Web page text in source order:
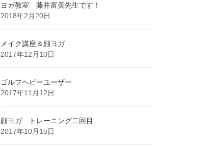
ヨガ教室 藤井富美先生です！
2018年2月20日
メイク講座＆顔ヨガ
2017年12月10日
ゴルフヘビーユーザー
2017年11月12日
顔ヨガ トレーニング二回目
2017年10月15日